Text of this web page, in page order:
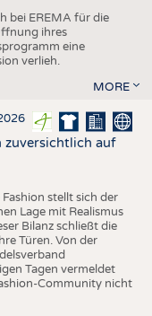
bei EREMA für die
ihres
eine
verlieh.
MORE
zuversichtlich auf
stellt sich der
Lage mit Realismus
Bilanz schließt die
Türen. Von der
Tagen vermeldet
Community nicht